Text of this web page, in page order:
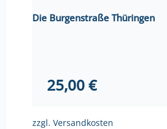
Die Burgenstraße Thüringen
25,00€
zzgl.Versandkosten